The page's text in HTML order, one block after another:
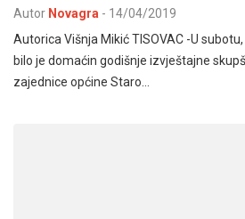
Autor Novagra - 14/04/2019
Autorica Višnja Mikić TISOVAC -U
bilo je domaćin godišnje izvještajne
zajednice općine Staro…